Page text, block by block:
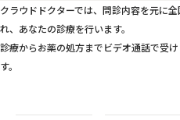
クラウドドクターでは、問診内容を元に
れ、あなたの診療を行います。
診療からお薬の処方までビデオ通話で受
す。